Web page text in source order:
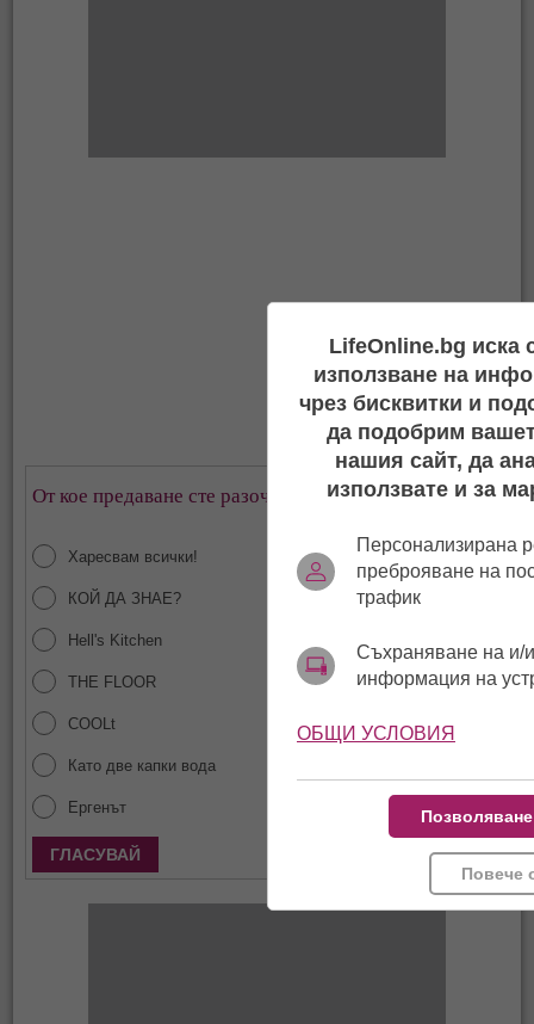
От кое предаване сте разочаровани най-много?
Харесвам всички!
КОЙ ДА ЗНАЕ?
Hell's Kitchen
THE FLOOR
COOLt
Като две капки вода
Ергенът
LifeOnline.bg иска
използване на
чрез бисквитки и
да подобрим
нашия сайт, да
използвате и за
Персонализирана
преброяване на
трафик
Съхраняване на и/
информация на
ОБЩИ УСЛОВИЯ
Повече